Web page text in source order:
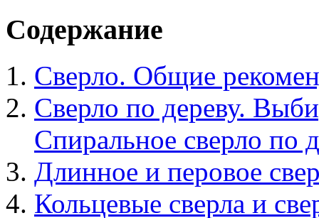
Содержание
Сверло. Общие
Сверло по дереву.
Спиральное сверло по
Длинное и перовое
Кольцевые сверла и